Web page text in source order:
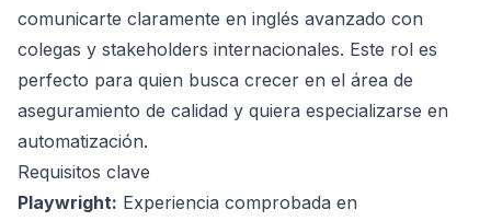
comunicarte claramente en inglés avanzado con
colegas y stakeholders internacionales. Este rol es
perfecto para quien busca crecer en el área de
aseguramiento de calidad y quiera especializarse en
automatización.
Requisitos clave
Playwright: Experiencia comprobada en